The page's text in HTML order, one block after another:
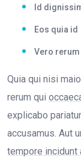
Id
Eos quia id
Vero rerum
Quia qui nisi
rerum qui
explicabo
accusamus. Aut
tempore incidunt